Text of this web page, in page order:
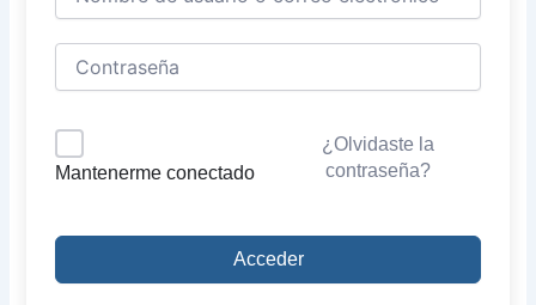
Mantenerme conectado
¿Olvidaste la
contraseña?
Acceder